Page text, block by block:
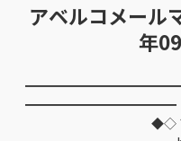
アベルコメール
年
━━━━━━━━━━━━━━
━━━━━━━━━━━━
◆◇ アベルコ